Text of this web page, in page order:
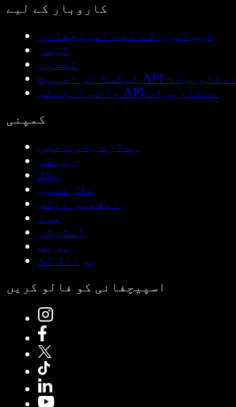
کاروبار کے لیے
ڈیولپرز کے لیے اسپیچفائی
ٹیمز
تعلیم
ٹیکسٹ ٹو اسپیچ API دستاویزات
وائس ایجنٹس API دستاویزات
کمپنی
ہمارے بارے میں
رابطہ
بلاگ
ملازمتیں
ایفیلی ایٹس
مدد
اسٹیٹس
پریس
برانڈ کٹ
اسپیچفائی کو فالو کریں